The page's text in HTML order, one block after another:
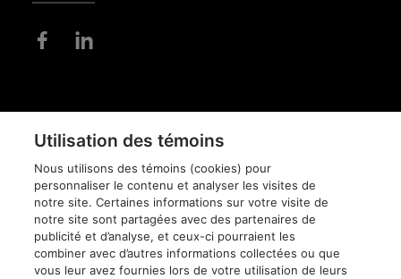
page
DIFFUSION DE
L'INFORMATION
CONFIDENTIALITÉ
AVIS JURIDIQUE
POLITIQUE
ÉDITORIALE
ACCESSIBILITÉ PLAN DU SITE
Utilisation des témoins
Nous utilisons des témoins (cookies) pour
personnaliser le contenu et analyser les visites de
notre site. Certaines informations sur votre visite de
notre site sont partagées avec des partenaires de
publicité et d’analyse, et ceux-ci pourraient les
combiner avec d’autres informations collectées ou que
vous leur avez fournies lors de votre utilisation de leurs